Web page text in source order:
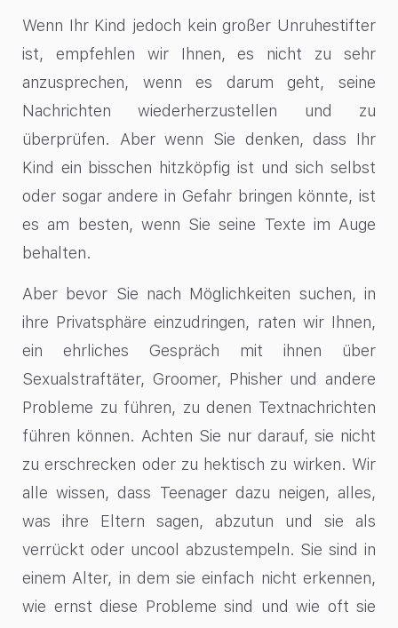
Wenn Ihr Kind jedoch kein großer Unruhestifter
ist, empfehlen wir Ihnen, es nicht zu sehr
anzusprechen, wenn es darum geht, seine
Nachrichten wiederherzustellen und zu
überprüfen. Aber wenn Sie denken, dass Ihr
Kind ein bisschen hitzköpfig ist und sich selbst
oder sogar andere in Gefahr bringen könnte, ist
es am besten, wenn Sie seine Texte im Auge
behalten.
Aber bevor Sie nach Möglichkeiten suchen, in
ihre Privatsphäre einzudringen, raten wir Ihnen,
ein ehrliches Gespräch mit ihnen über
Sexualstraftäter, Groomer, Phisher und andere
Probleme zu führen, zu denen Textnachrichten
führen können. Achten Sie nur darauf, sie nicht
zu erschrecken oder zu hektisch zu wirken. Wir
alle wissen, dass Teenager dazu neigen, alles,
was ihre Eltern sagen, abzutun und sie als
verrückt oder uncool abzustempeln. Sie sind in
einem Alter, in dem sie einfach nicht erkennen,
wie ernst diese Probleme sind und wie oft sie